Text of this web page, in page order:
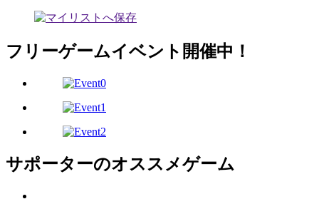
フリーゲームイベント開催中！
サポーターのオススメゲーム